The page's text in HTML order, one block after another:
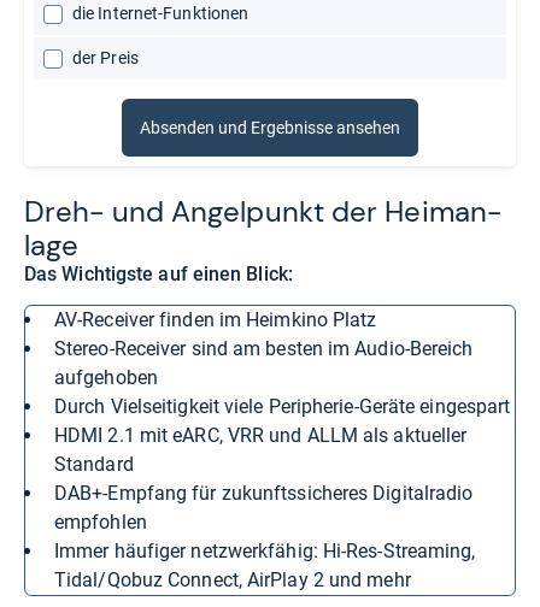
Dreh-​ und Angel­punkt der Hei­m­an­
lage
Das Wichtigste auf einen Blick:
AV-Receiver finden im Heimkino Platz
Stereo-Receiver sind am besten im Audio-Bereich
aufgehoben
durch Vielseitigkeit viele Peripherie-Geräte eingespart
HDMI 2.1 mit eARC, VRR und ALLM als aktueller
Standard
DAB+-Empfang für zukunftssicheres Digitalradio
empfohlen
Tidal/Qobuz Connect, AirPlay 2 und mehr
die Internet-Funktionen
der Preis
Absenden und Ergebnisse ansehen